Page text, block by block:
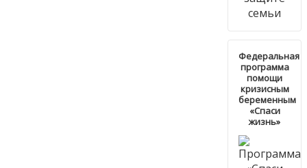
Федеральная
программа
помощи
кризисным
беременным
«Спаси
жизнь»